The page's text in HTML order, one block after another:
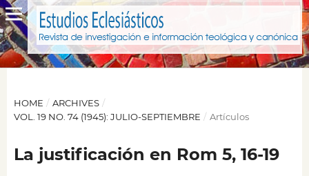
HOME / ARCHIVES /
VOL. 19 NO. 74 (1945): JULIO-SEPTIEMBRE / Artículos
La justificación en Rom 5, 16-19